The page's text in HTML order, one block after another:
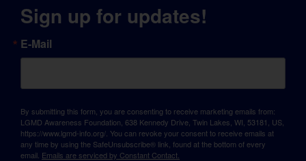
Sign up for updates!
E-Mail
By submitting this form, you are consenting to receive marketing emails from:
LGMD Awareness Foundation, 638 Kennedy Drive, Twin Lakes, WI, 53181, US,
https://www.lgmd-info.org/. You can revoke your consent to receive emails at
any time by using the SafeUnsubscribe® link, found at the bottom of every
email. Emails are serviced by Constant Contact.